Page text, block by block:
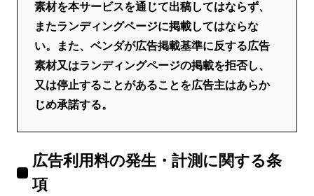
素材を本サービスを通じて出稿してはならず、
またランディングページに掲載してはならな
い。また、ベンダが広告掲載基準に反する広告
素材又はランディングページの掲載を拒否し、
又は停止することがあることを広告主はあらか
じめ承諾する。
広告利用料の発生・計測に関する条
項